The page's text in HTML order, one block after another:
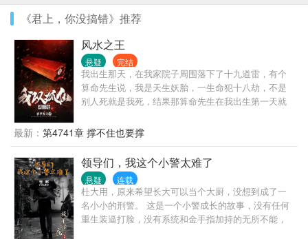
《君上，你没搞错》推荐
风水之王
悬疑 完结
我出生那天，在我家院子周围落下了十九道雷，有个
算命先生说，我是天生妖胎，一生命犯十八劫，不是
别人死就是我死，结果那算命先生在我出生第一天就
最新： 第4741章 撑不住也要撑
领导们，我这个小警太难了
悬疑 连载
杜大用，原来希望长大可以当个大厨，没想到成了一
名小小的刑警。 这是一个小警成长的故事，没有任何
重生装逼打脸，没有系统和金手指加持的无所不能，